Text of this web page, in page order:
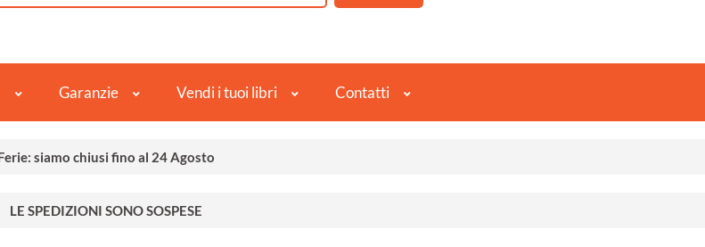
Garanzie Vendi i tuoi libri Contatti
siamo chiusi fino al 24 Agosto
LE SPEDIZIONI SONO SOSPESE